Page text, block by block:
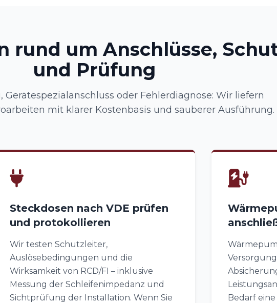
rund um Anschlüsse,
und Prüfung
Gerätespezialanschluss oder Fehlerdiagnose: Wir liefern
mit klarer Kostenbasis und sauberer Ausführung.
Steckdosen nach VDE prüfen
und protokollieren
Wir testen Schutzleiter,
Auslösebedingungen und die
Wirksamkeit von RCD/FI – inklusive
Messung der Schleifenimpedanz und
Sichtprüfung der Installation. Wenn Sie
Bedarf